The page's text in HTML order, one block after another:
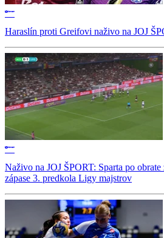
Haraslín proti Greifovi naživo na JOJ
Naživo na JOJ ŠPORT: Sparta po
zápase 3. predkola Ligy majstrov